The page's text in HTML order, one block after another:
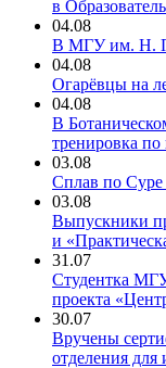
в
04.08
В МГУ им. Н.
04.08
Огарёвцы на
04.08
В
тренировка по
03.08
Сплав по
03.08
Выпускники
и
31.07
Студентка
проекта
30.07
Вручены
отделения